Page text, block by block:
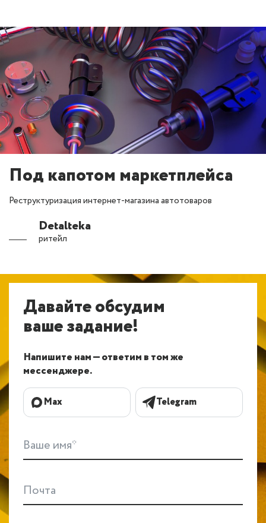
Под капотом маркетплейса
Реструктуризация интернет-магазина автотоваров
Detalteka
ритейл
Давайте обсудим
ваше задание!
Ваше имя*
Почта
Напишите нам — ответим в том же
мессенджере.
Max Telegram